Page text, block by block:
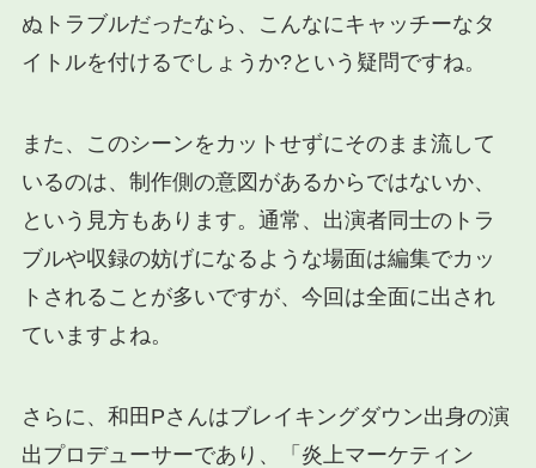
ぬトラブルだったなら、こんなにキャッチーなタ
イトルを付けるでしょうか?という疑問ですね。
また、このシーンをカットせずにそのまま流して
いるのは、制作側の意図があるからではないか、
という見方もあります。通常、出演者同士のトラ
ブルや収録の妨げになるような場面は編集でカッ
トされることが多いですが、今回は全面に出され
ていますよね。
さらに、和田Pさんはブレイキングダウン出身の演
出プロデューサーであり、「炎上マーケティン